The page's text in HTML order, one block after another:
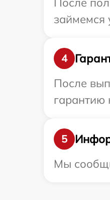
займемся
4
После
гарантию
5
Мы